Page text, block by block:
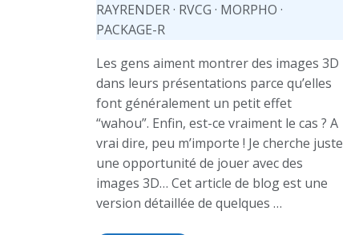
RAYRENDER· RVCG · MORPHO ·
PACKAGE-R
Les gens aiment montrer des images 3D
dans leurs présentations parce qu’elles
font généralement un petit effet
“wahou”. Enfin, est-ce vraiment le cas ? A
vrai dire, peu m’importe ! Je cherche juste
une opportunité de jouer avec des
images 3D… Cet article de blog est une
version détaillée de quelques …